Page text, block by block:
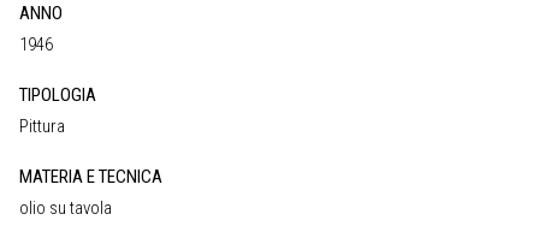
ANNO
1946
TIPOLOGIA
Pittura
MATERIA E TECNICA
olio su tavola